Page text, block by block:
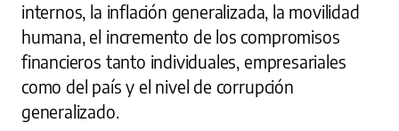
internos, la inflación generalizada, la movilidad
humana, el incremento de los compromisos
financieros tanto individuales, empresariales
como del país y el nivel de corrupción
generalizado.